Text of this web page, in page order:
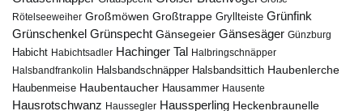
Rötelseeweiher Großmöwen Großtrappe Gryllteiste Grünfink
Grünschenkel Grünspecht Gänsegeier Gänsesäger Günzburg
Habicht Habichtsadler Hachinger Tal Halbringschnäpper
Halsbandfrankolin Halsbandschnäpper Halsbandsittich Haubenlerche
Haubenmeise Haubentaucher Hausammer Hausente
Hausrotschwanz Haussegler Haussperling Heckenbraunelle